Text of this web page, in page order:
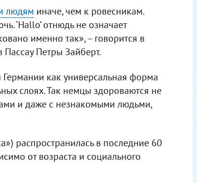
людям иначе, чем к ровесникам.
‘Hallo’ отнюдь не означает
именно так», – говорится в
Петры Зайберт.
Германии как универсальная форма
слоях. Так немцы здороваются не
и даже с незнакомыми людьми,
распространилась в последние 60
от возраста и социального